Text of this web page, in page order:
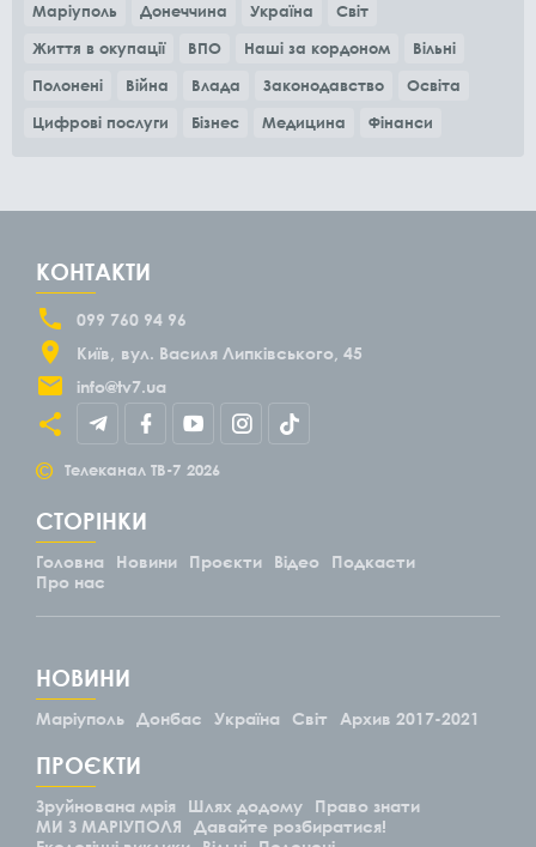
Маріуполь Донеччина Україна
Світ
Життя в окупації
ВПО Наші за кордоном
Вільні
Полонені
Війна Влада Законодавство
Освіта
Цифрові послуги
Бізнес Медицина Фінанси
КОНТАКТИ
099 760 94 96
Київ
вул. Василя Липківського, 45
info@tv7.ua
© Телеканал ТВ-7 2026
СТОРІНКИ
Головна Новини Проєкти Відео
Подкасти
Про нас
НОВИНИ
Маріуполь Донбас Україна Світ Архив 2017-2021
ПРОЄКТИ
Зруйнована мрія Шлях додому
Право знати
МИ З МАРІУПОЛЯ
Давайте розбиратися!